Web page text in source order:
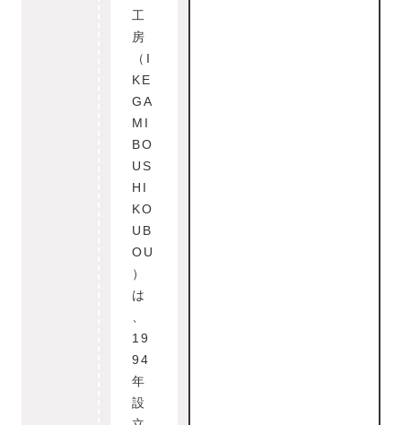
工
房
（I
KE
GA
MI
BO
US
HI
KO
UB
OU
）
は
、
19
94
年
設